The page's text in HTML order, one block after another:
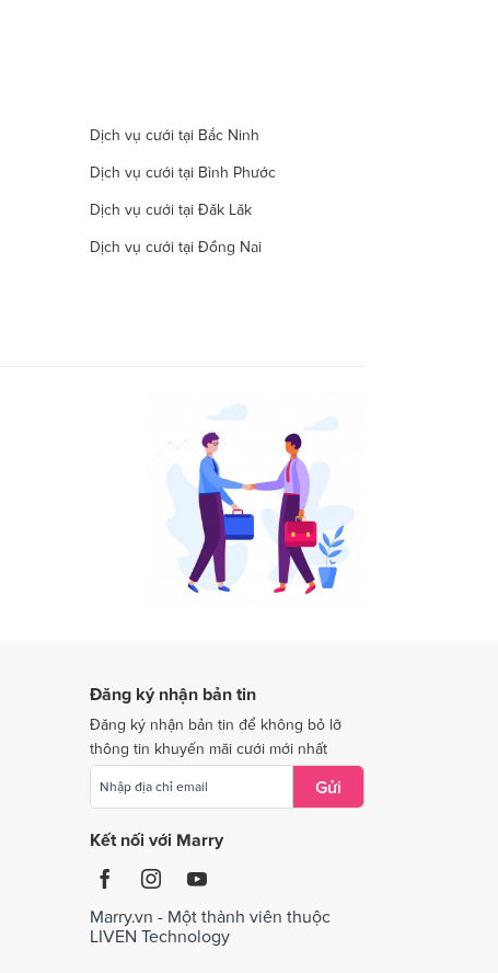
Dịch vụ cưới tại Bắc Ninh
Dịch vụ cưới tại Bình Phước
Dịch vụ cưới tại Đăk Lăk
Dịch vụ cưới tại Đồng Nai
Dịch vụ cưới tại Long An
Dịch vụ cưới tại Ninh Thuận
Dịch vụ cưới tại Quảng Nam
Dịch vụ cưới tại Quảng Trị
Dịch vụ cưới tại Thái Nguyên
Dịch vụ cưới tại Bắc Giang
Đăng ký nhận bản tin
Đăng ký nhận bản tin để không bỏ lỡ
thông tin khuyến mãi cưới mới nhất
Gửi
Kết nối với Marry
Marry.vn - Một thành viên thuộc
LIVEN Technology